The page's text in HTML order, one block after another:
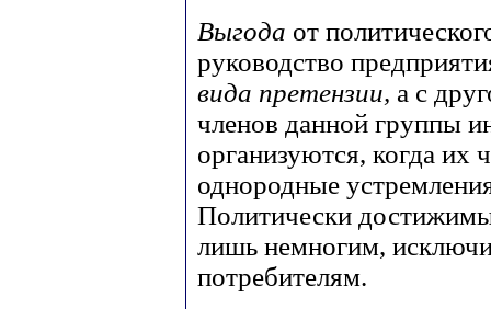
Выгода от
руководство
вида претензии, а с
членов данной группы
организуются, когда
однородные
Политически
лишь немногим,
потребителям.